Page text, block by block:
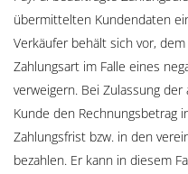
übermittelten Kundendaten
Verkäufer behält sich vor,
Zahlungsart im Falle eines
verweigern. Bei Zulassung
Kunde den Rechnungsbetrag
Zahlungsfrist bzw. in den
bezahlen. Er kann in diesem